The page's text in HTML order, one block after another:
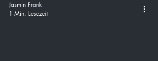
Jasmin Frank
1 Min. Lesezeit